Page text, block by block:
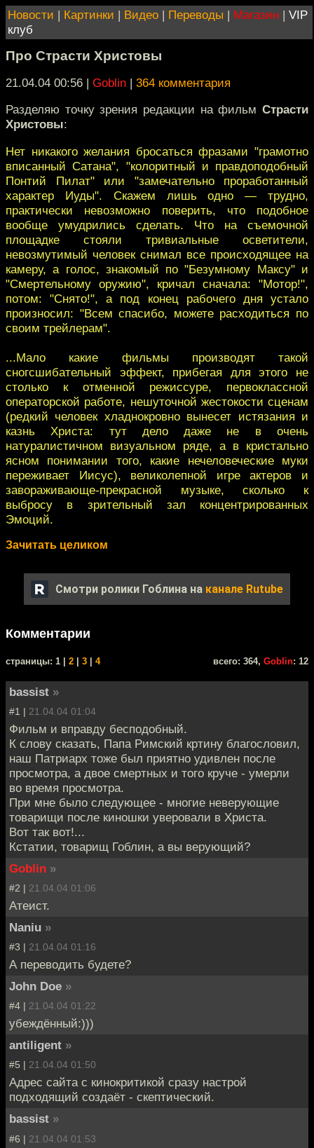
Новости | Картинки | Видео | Переводы | Магазин | VIP
клуб
Про Страсти Христовы
21.04.04 00:56 | Goblin | 364 комментария
Разделяю точку зрения редакции на фильм Страсти
Христовы:
Нет никакого желания бросаться фразами "грамотно
вписанный Сатана", "колоритный и правдоподобный
Понтий Пилат" или "замечательно проработанный
характер Иуды". Скажем лишь одно — трудно,
практически невозможно поверить, что подобное
вообще умудрились сделать. Что на съемочной
площадке стояли тривиальные осветители,
невозмутимый человек снимал все происходящее на
камеру, а голос, знакомый по "Безумному Максу" и
"Смертельному оружию", кричал сначала: "Мотор!",
потом: "Снято!", а под конец рабочего дня устало
произносил: "Всем спасибо, можете расходиться по
своим трейлерам".
...Мало какие фильмы производят такой
сногсшибательный эффект, прибегая для этого не
столько к отменной режиссуре, первоклассной
операторской работе, нешуточной жестокости сценам
(редкий человек хладнокровно вынесет истязания и
казнь Христа: тут дело даже не в очень
натуралистичном визуальном ряде, а в кристально
ясном понимании того, какие нечеловеческие муки
переживает Иисус), великолепной игре актеров и
завораживающе-прекрасной музыке, сколько к
выбросу в зрительный зал концентрированных
Эмоций.
Зачитать целиком
Смотри ролики Гоблина на канале Rutube
Комментарии
cтраницы: 1 | 2 3 4 всего: 364, Goblin: 12
bassist »
#1 | 21.04.04 01:04
Фильм и вправду бесподобный.
К слову сказать, Папа Римский кртину благословил,
наш Патриарх тоже был приятно удивлен после
просмотра, а двое смертных и того круче - умерли
во время просмотра.
При мне было следующее - многие неверующие
товарищи после киношки уверовали в Христа.
Вот так вот!...
Кстатии, товарищ Гоблин, а вы верующий?
Goblin »
#2 | 21.04.04 01:06
Атеист.
Naniu »
#3 | 21.04.04 01:16
А переводить будете?
John Doe »
#4 | 21.04.04 01:22
убеждённый:)))
antiligent »
#5 | 21.04.04 01:50
Адрес сайта с кинокритикой сразу настрой
подходящий создаёт - скептический.
bassist »
#6 | 21.04.04 01:53